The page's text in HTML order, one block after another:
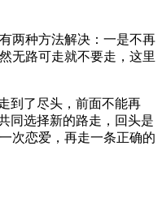
两种方法解决：一是不再
无路可走就不要走，这里
到了尽头，前面不能再
同选择新的路走，回头是
次恋爱，再走一条正确的